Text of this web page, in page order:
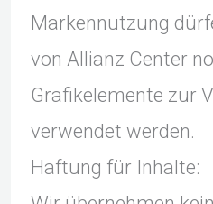
Markennutzung
von Allianz Center
Grafikelemente zur
verwendet werden.
Haftung für Inhalte: